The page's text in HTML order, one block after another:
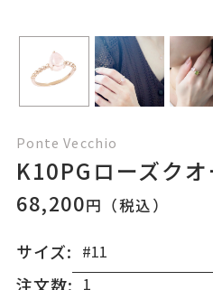
Ponte Vecchio
K10PGローズク
68,200円（税込）
サイズ:
注文数: